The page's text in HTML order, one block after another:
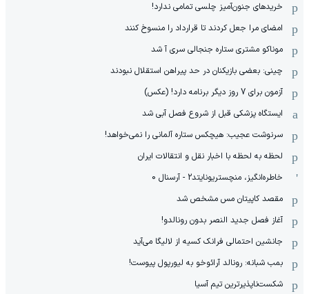
خریدهای جنون‌آمیز چلسی تمامی ندارد!
امضای مرا جعل کردند تا قرارداد را منسوخ کنند
موناکو مشتری ستاره جنجالی سری آ شد
چینی: بعضی بازیکنان در حد پیراهن استقلال نبودند
آزمون برای 7 روز دیگر برنامه دارد! (عکس)
ایستگاه پزشکی قبل از شروع فصل آبی شد
سرنوشت عجیب: هیچکس ستاره آلمانی را نمی‌خواهد!
لحظه به لحظه با اخبار نقل و انتقالات ایران
خاطره‌انگیز، منچستریونایتد2 - آرسنال 0
مقصد کاپیتان مس مشخص شد
آغاز فصل جدید النصر بدون رونالدو!
جانشین احتمالی فرانک کسیه از لالیگا می‌آید
بمب شبانه: رونالد آرائوخو به لیورپول پیوست!
شکست‌ناپذیرترین تیم آسیا